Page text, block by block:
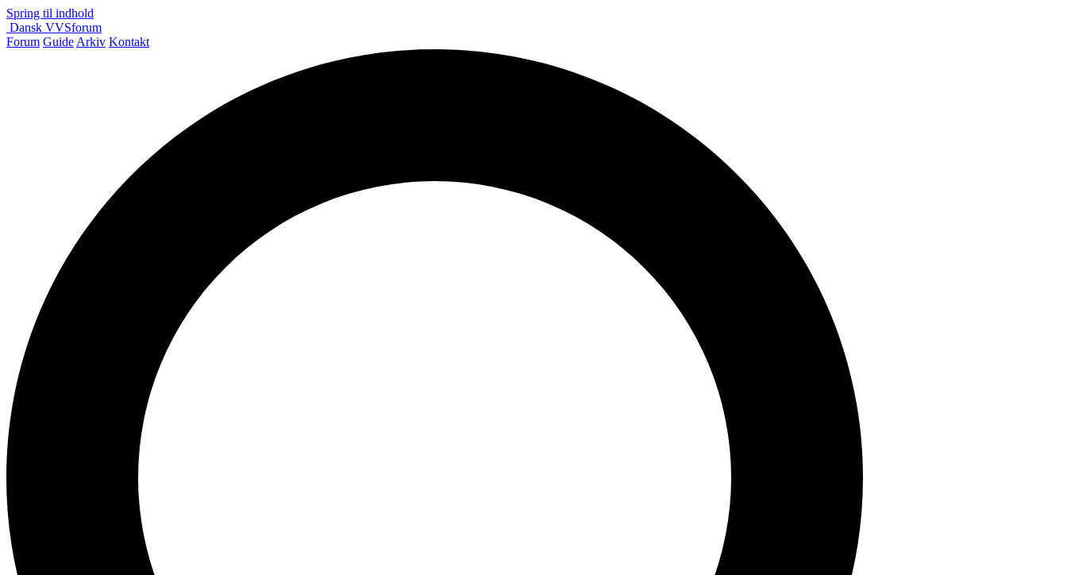
Spring til indhold
Dansk VVSforum
Forum Guide Arkiv Kontakt